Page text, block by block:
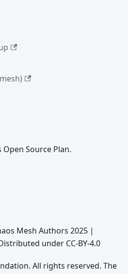
Source Plan.
Mesh Authors 2025 |
under CC-BY-4.0
All rights reserved. The